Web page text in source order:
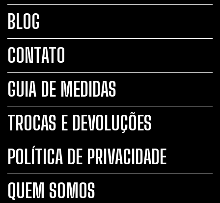
BLOG
CONTATO
GUIA DE MEDIDAS
TROCAS E DEVOLUÇÕES
POLÍTICA DE PRIVACIDADE
QUEM SOMOS